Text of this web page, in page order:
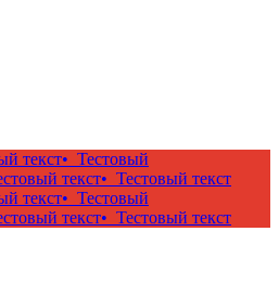
текст• Тестовый
текст• Тестовый текст
текст• Тестовый
текст• Тестовый текст